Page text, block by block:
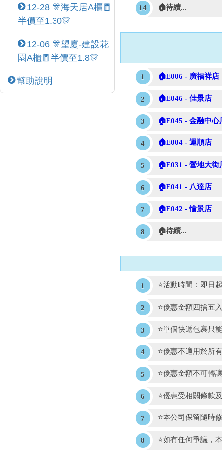
12-28 🎊海天居A櫃🧧
半價至1.30🎊
12-06 🎊望廈-建設花
園A櫃🧧半價至1.8🎊
幫助說明
🏠待續...
🏠E006 - 廣福祥店
🏠E046 - 佳景店
🏠E045 - 金融中心
🏠E004 - 運順店
🏠E031 - 營地大街
🏠E041 - 八達店
🏠E042 - 愉景店
🏠待續...
⭐活動時間：即日
⭐優惠金額四捨五
⭐單個快遞包裹只
⭐優惠不適用於所
⭐優惠金額不可轉
⭐優惠受相關條款
⭐本公司保留隨時
⭐如有任何爭議，